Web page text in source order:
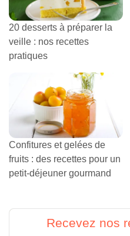
20 desserts à préparer la
veille : nos recettes
pratiques
Confitures et gelées de
fruits : des recettes pour un
petit-déjeuner gourmand
Recevez nos